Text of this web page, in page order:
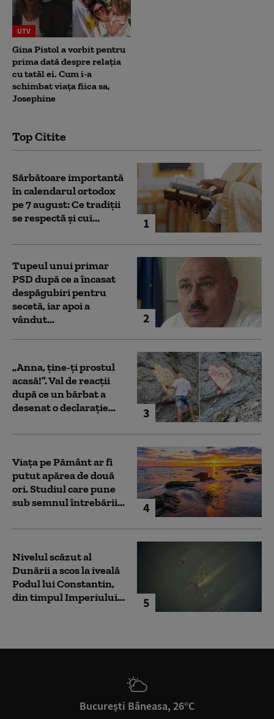
UTV
Gina Pistol a vorbit pentru
prima dată despre relația
cu tatăl ei. Cum i-a
schimbat viața fiica sa,
Josephine
Top Citite
1
Sărbătoare importantă
în calendarul ortodox
pe 7 august: Ce tradiții
se respectă și cui...
2
Tupeul unui primar
PSD după ce a încasat
despăgubiri pentru
secetă, iar apoi a
vândut...
3
„Anna, ţine-ţi prostul
acasă!”. Val de reacții
după ce un bărbat a
desenat o declarație...
4
Viața pe Pământ ar fi
putut apărea de două
ori. Studiul care pune
sub semnul întrebării...
5
Nivelul scăzut al
Dunării a scos la iveală
Podul lui Constantin,
din timpul Imperiului...
București Băneasa, 26°C